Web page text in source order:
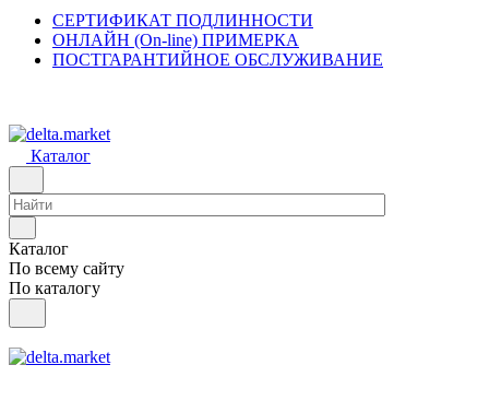
СЕРТИФИКАТ ПОДЛИННОСТИ
ОНЛАЙН (On-line) ПРИМЕРКА
ПОСТГАРАНТИЙНОЕ ОБСЛУЖИВАНИЕ
Каталог
Каталог
По всему сайту
По каталогу